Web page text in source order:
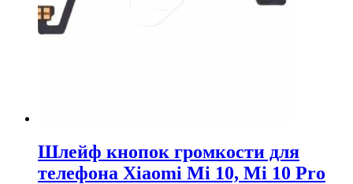
Шлейф кнопок громкости для
телефона Xiaomi Mi 10, Mi 10 Pro